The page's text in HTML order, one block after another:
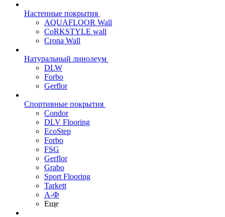
Настенные покрытия
AQUAFLOOR Wall
CoRKSTYLE wall
Crona Wall
Натуральный линолеум
DLW
Forbo
Gerflor
Спортивные покрытия
Condor
DLV Flooring
EcoStep
Forbo
FSG
Gerflor
Grabo
Sport Flooring
Tarkett
А-Ф
Еще